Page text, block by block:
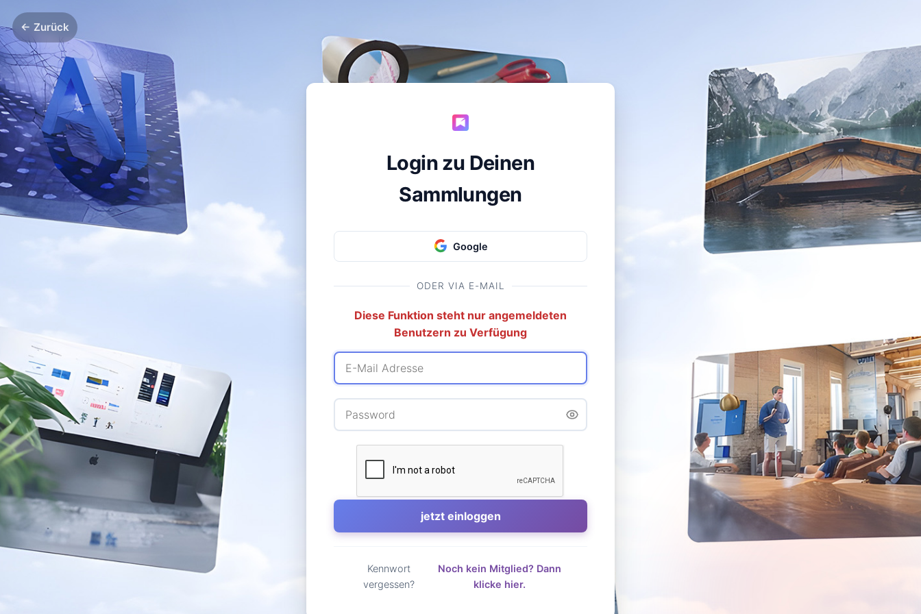
← Zurück
Login zu Deinen
Sammlungen
Google
ODER VIA E-MAIL
Diese Funktion steht nur angemeldeten
Benutzern zu Verfügung
Kennwort
vergessen?
Noch kein Mitglied? Dann
klicke hier.